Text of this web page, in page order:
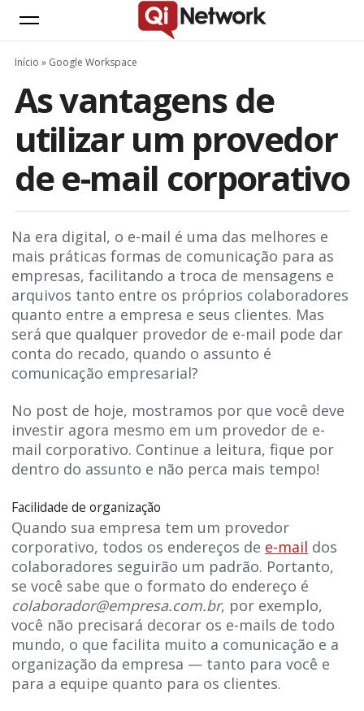
Início » Google Workspace
As vantagens de
utilizar um provedor
de e-mail corporativo
Na era digital, o e-mail é uma das melhores e
mais práticas formas de comunicação para as
empresas, facilitando a troca de mensagens e
arquivos tanto entre os próprios colaboradores
quanto entre a empresa e seus clientes. Mas
será que qualquer provedor de e-mail pode dar
conta do recado, quando o assunto é
comunicação empresarial?
No post de hoje, mostramos por que você deve
investir agora mesmo em um provedor de e-
mail corporativo. Continue a leitura, fique por
dentro do assunto e não perca mais tempo!
Facilidade de organização
Quando sua empresa tem um provedor
corporativo, todos os endereços de e-mail dos
colaboradores seguirão um padrão. Portanto,
se você sabe que o formato do endereço é
colaborador@empresa.com.br, por exemplo,
você não precisará decorar os e-mails de todo
mundo, o que facilita muito a comunicação e a
organização da empresa — tanto para você e
para a equipe quanto para os clientes.